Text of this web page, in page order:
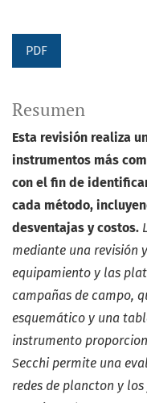
PDF
Resumen
Esta revisión realiza
instrumentos más
con el fin de
cada método,
desventajas y costos.
mediante una revisión
equipamiento y las
campañas de campo,
esquemático y una
instrumento
Secchi permite una
redes de plancton y los